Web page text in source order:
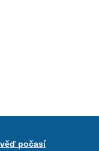
počasí